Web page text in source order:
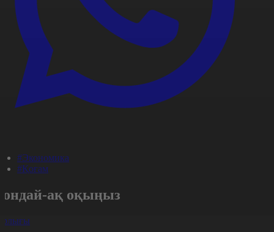
#Экономика
#Қоғам
ақ оқыңыз